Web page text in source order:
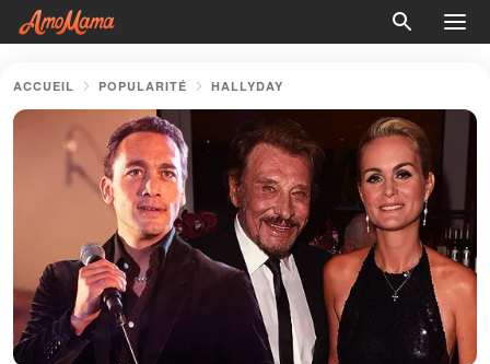
ACCUEIL POPULARITÉ HALLYDAY